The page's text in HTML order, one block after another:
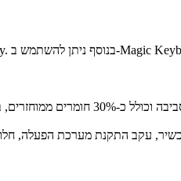
עקב התקנת מערכת הפעלה,